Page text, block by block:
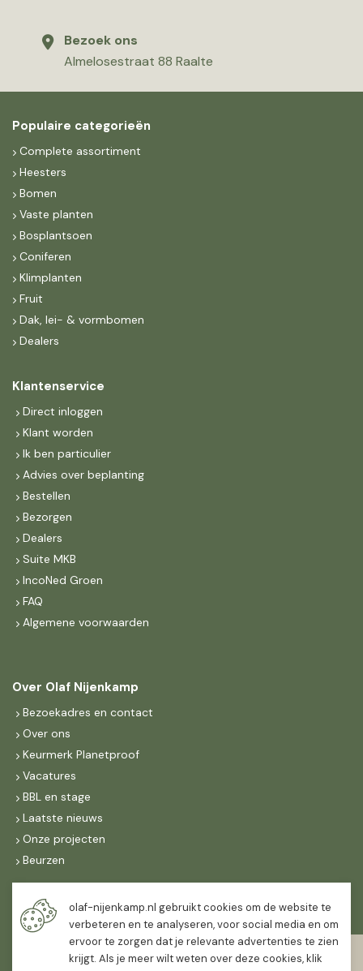
Bezoek ons
Almelosestraat 88 Raalte
Populaire categorieën
Complete assortiment
Heesters
Bomen
Vaste planten
Bosplantsoen
Coniferen
Klimplanten
Fruit
Dak, lei- & vormbomen
Dealers
Klantenservice
Direct inloggen
Klant worden
Ik ben particulier
Advies over beplanting
Bestellen
Bezorgen
Dealers
Suite MKB
IncoNed Groen
FAQ
Algemene voorwaarden
Over Olaf Nijenkamp
Bezoekadres en contact
Over ons
Keurmerk Planetproof
Vacatures
BBL en stage
Laatste nieuws
Onze projecten
Beurzen
Maandag t/m vrijdag
07:30-
16:30
olaf-nijenkamp.nl gebruikt cookies om de website te
verbeteren en te analyseren, voor social media en om
ervoor te zorgen dat je relevante advertenties te zien
krijgt. Als je meer wilt weten over deze cookies, klik